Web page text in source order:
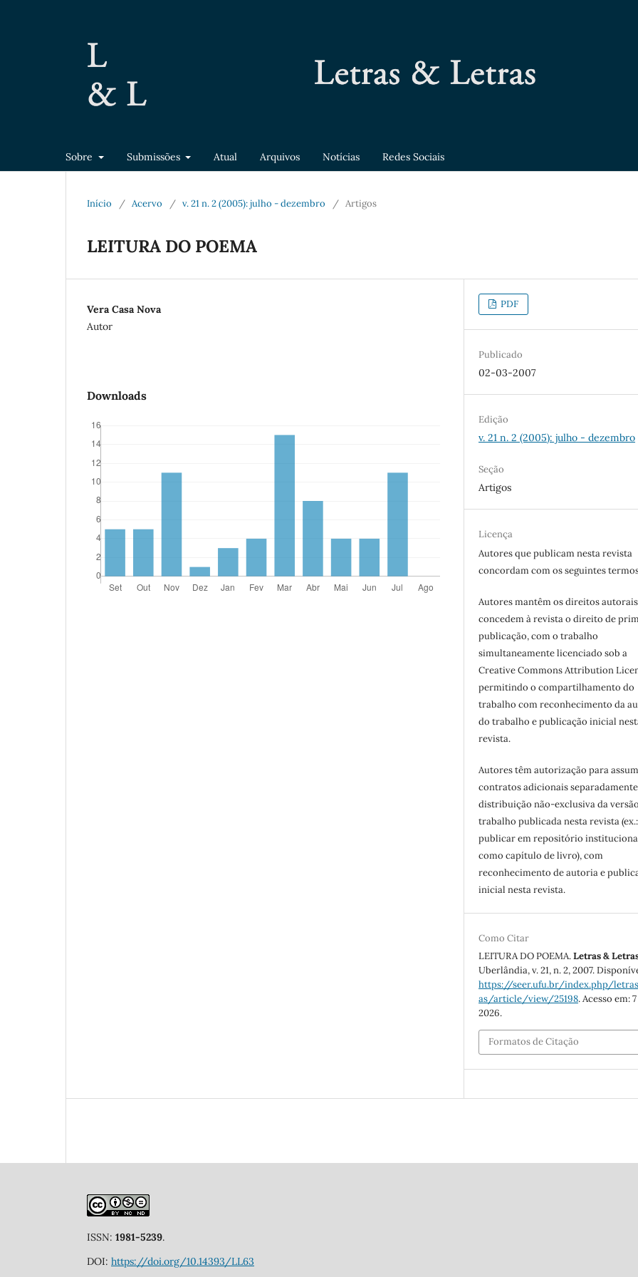
Sobre Submissões Atual Arquivos Notícias Redes Sociais
Início / Acervo / v. 21 n. 2 (2005): julho - dezembro / Artigos
LEITURA DO POEMA
Vera Casa Nova
Autor
Downloads
PDF
Publicado
02-03-2007
Edição
v. 21 n. 2 (2005): julho - dezembro
Seção
Artigos
Licença
Autores que publicam nesta revista
concordam com os seguintes
Autores mantêm os direitos
concedem à revista o direito de
publicação, com o trabalho
simultaneamente licenciado sob a
Creative Commons Attribution
permitindo o compartilhamento do
trabalho com reconhecimento da
do trabalho e publicação inicial
revista.
Autores têm autorização para
contratos adicionais
distribuição não-exclusiva da
trabalho publicada nesta revista (ex.:
publicar em repositório
como capítulo de livro), com
reconhecimento de autoria e
inicial nesta revista.
Como Citar
LEITURA DO POEMA.Letras &
Uberlândia, v. 21, n. 2, 2007.
https://seer.ufu.br/index.php/
as/article/view/25198. Acesso em:
2026.
Formatos de Citação
ISSN: 1981-5239.
DOI: https://doi.org/10.14393/LL63